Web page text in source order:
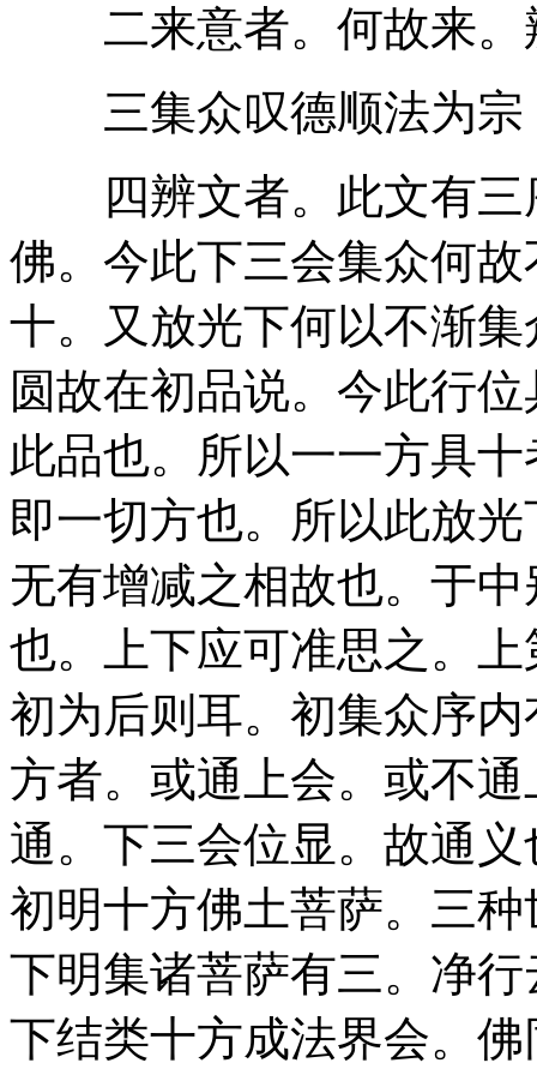
二来意者。何故来。
三集众叹德顺法为宗
四辨文者。此文有三
佛。今此下三会集众何
十。又放光下何以不渐
圆故在初品说。今此行
此品也。所以一一方具
即一切方也。所以此放
无有增减之相故也。于
也。上下应可准思之。
初为后则耳。初集众序
方者。或通上会。或不
通。下三会位显。故通
初明十方佛土菩萨。三
下明集诸菩萨有三。净
下结类十方成法界会。